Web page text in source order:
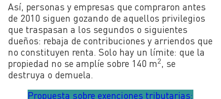
Así, personas y empresas que compraron antes
de 2010 siguen gozando de aquellos privilegios
que traspasan a los segundos o siguientes
dueños: rebaja de contribuciones y arriendos que
no constituyen renta. Solo hay un límite: que la
propiedad no se amplíe sobre 140 m2, se
destruya o demuela.
Propuesta sobre exenciones tributarias: